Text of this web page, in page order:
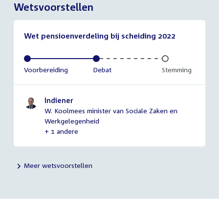
Wetsvoorstellen
Wet pensioenverdeling bij scheiding 2022
Voltooid:
Voorbereiding Voltooid:
Debat Onvoltooid:
Stemming
Indiener
W. Koolmees minister van Sociale Zaken en
Werkgelegenheid
+ 1 andere
Meer wetsvoorstellen